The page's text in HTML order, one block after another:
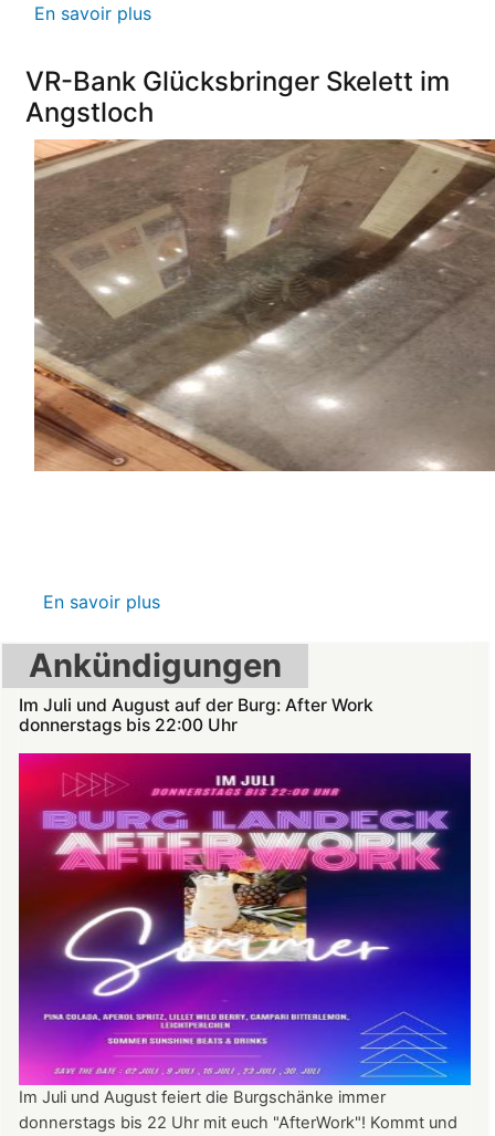
En savoir plus
ins
Mittelalter
begeistert
die
Teilnehmer:innen
VR-Bank Glücksbringer Skelett im
Angstloch
En savoir plus
Bank
Glücksbringer
Skelett
Ankündigungen
Im Juli und August auf der Burg: After Work
donnerstags bis 22:00 Uhr
Im Juli und August feiert die Burgschänke immer
donnerstags bis 22 Uhr mit euch "AfterWork"! Kommt und